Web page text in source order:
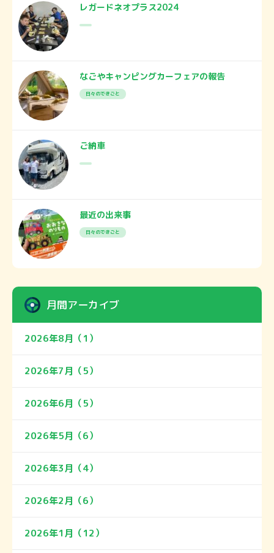
レガードネオプラス2024
なごやキャンピングカーフェアの報告
日々のできごと
ご納車
最近の出来事
日々のできごと
月間アーカイブ
2026年8月（1）
2026年7月（5）
2026年6月（5）
2026年5月（6）
2026年3月（4）
2026年2月（6）
2026年1月（12）